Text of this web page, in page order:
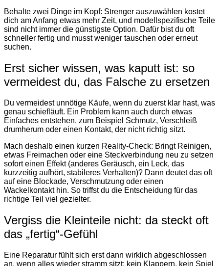
Behalte zwei Dinge im Kopf: Strenger auszuwählen kostet
dich am Anfang etwas mehr Zeit, und modell­spezifische Teile
sind nicht immer die günstigste Option. Dafür bist du oft
schneller fertig und musst weniger tauschen oder erneut
suchen.
Erst sicher wissen, was kaputt ist: so
vermeidest du, das Falsche zu ersetzen
Du vermeidest unnötige Käufe, wenn du zuerst klar hast, was
genau schiefläuft. Ein Problem kann auch durch etwas
Einfaches entstehen, zum Beispiel Schmutz, Verschleiß
drumherum oder einen Kontakt, der nicht richtig sitzt.
Mach deshalb einen kurzen Reality-Check: Bringt Reinigen,
etwas Freimachen oder eine Steckverbindung neu zu setzen
sofort einen Effekt (anderes Geräusch, ein Leck, das
kurzzeitig aufhört, stabileres Verhalten)? Dann deutet das oft
auf eine Blockade, Verschmutzung oder einen
Wackelkontakt hin. So triffst du die Entscheidung für das
richtige Teil viel gezielter.
Vergiss die Kleinteile nicht: da steckt oft
das „fertig“-Gefühl
Eine Reparatur fühlt sich erst dann wirklich abgeschlossen
an, wenn alles wieder stramm sitzt: kein Klappern, kein Spiel